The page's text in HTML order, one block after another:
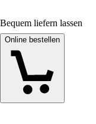
Bequem liefern lassen
Online bestellen